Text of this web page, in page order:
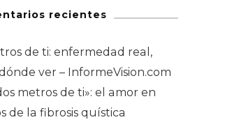
recientes
de ti: enfermedad real,
ver – InformeVision.com
metros de ti»: el amor en
de la fibrosis quística